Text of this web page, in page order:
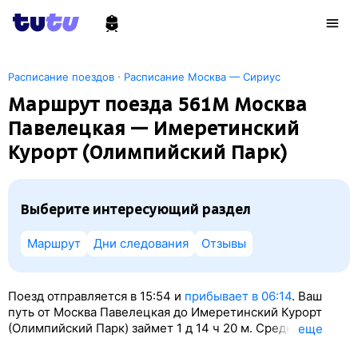
Расписание поездов · Расписание Москва — Сириус
Маршрут поезда 561М Москва
Павелецкая — Имеретинский
Курорт (Олимпийский Парк)
Выберите интересующий раздел
Маршрут Дни следования Отзывы
Поезд отправляется в 15:54 и прибывает в 06:14. Ваш
путь от Москва Павелецкая до Имеретинский Курорт
(Олимпийский Парк) займет 1 д 14 ч 20 м. Средняяeще